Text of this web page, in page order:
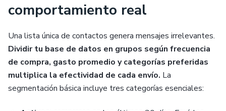
comportamiento real
Una lista única de contactos genera mensajes irrelevantes.
Dividir tu base de datos en grupos según frecuencia
de compra, gasto promedio y categorías preferidas
multiplica la efectividad de cada envío. La
segmentación básica incluye tres categorías esenciales: